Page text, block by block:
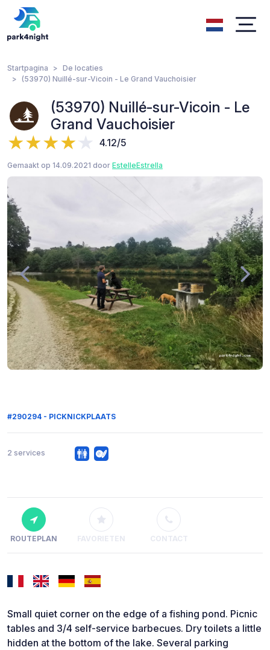
Startpagina
De locaties
(53970) Nuillé-sur-Vicoin - Le Grand Vauchoisier
(53970) Nuillé-sur-Vicoin - Le
Grand Vauchoisier
4.12/5
Gemaakt op 14.09.2021 door EstelleEstrella
#290294 - PICKNICKPLAATS
2 services
ROUTEPLAN FAVORIETEN CONTACT
Small quiet corner on the edge of a fishing pond. Picnic
tables and 3/4 self-service barbecues. Dry toilets a little
hidden at the bottom of the lake. Several parking